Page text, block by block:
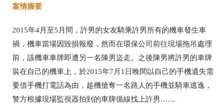
案情摘要
2015年4月至5月間，許男的女友騎乘許男所有的機車發生車
禍，機車當場因毀損報廢，然而在環保公司前往現場拖吊處理
前，該機車車牌即遭另一名陳男盜走。之後陳男將許男的車牌
裝在自己的機車上，於2015年7月1日晚間以自己的手機遺失需
要借手機打電話為由，趁機搶奪一名路人的手機並騎車逃逸，
警方根據現場監視器拍到的車牌循線找上許男……